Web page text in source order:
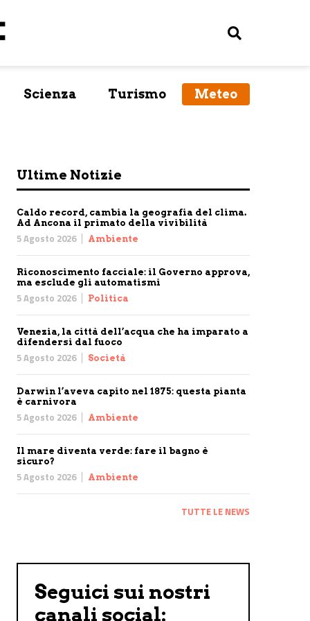
Scienza Turismo Meteo
Ultime Notizie
Caldo record, cambia la geografia del clima.
Ad Ancona il primato della vivibilità
5 Agosto 2026 Ambiente
Riconoscimento facciale: il Governo approva,
ma esclude gli automatismi
5 Agosto 2026 Politica
Venezia, la città dell’acqua che ha imparato a
difendersi dal fuoco
5 Agosto 2026 Società
Darwin l’aveva capito nel 1875: questa pianta
è carnivora
5 Agosto 2026 Ambiente
Il mare diventa verde: fare il bagno è
sicuro?
5 Agosto 2026 Ambiente
TUTTE LE NEWS
Seguici sui nostri
canali social: